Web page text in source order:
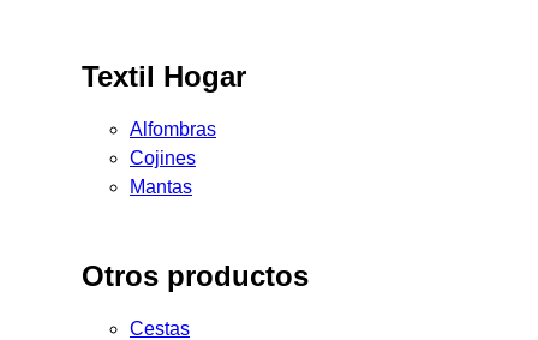
Textil Hogar
Alfombras
Cojines
Mantas
Otros productos
Cestas